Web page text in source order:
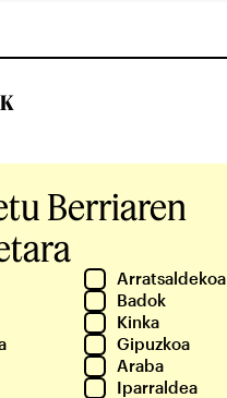
Berriaren
Arratsaldekoa
Badok
Kinka
Gipuzkoa
Araba
Iparraldea